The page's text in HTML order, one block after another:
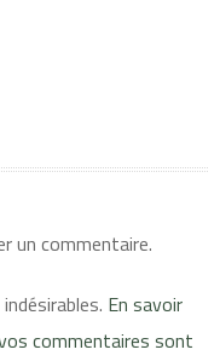
un commentaire.
En savoir
commentaires sont